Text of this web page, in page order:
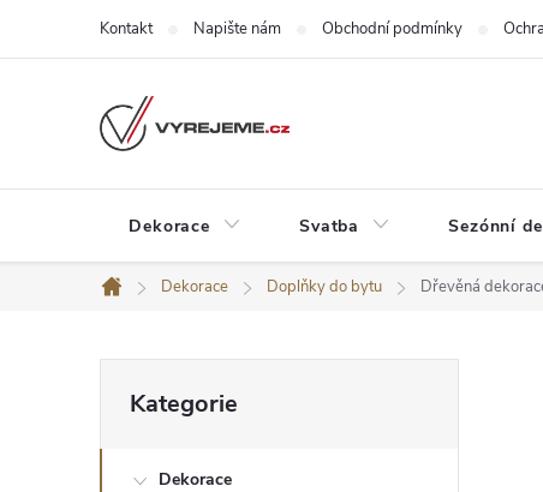
Kontakt Napište nám Obchodní podmínky
Dekorace Svatba Sezónní
Domů
Dekorace Doplňky do bytu Dřevěná
o
kategorie
Kategorie
Dekorace